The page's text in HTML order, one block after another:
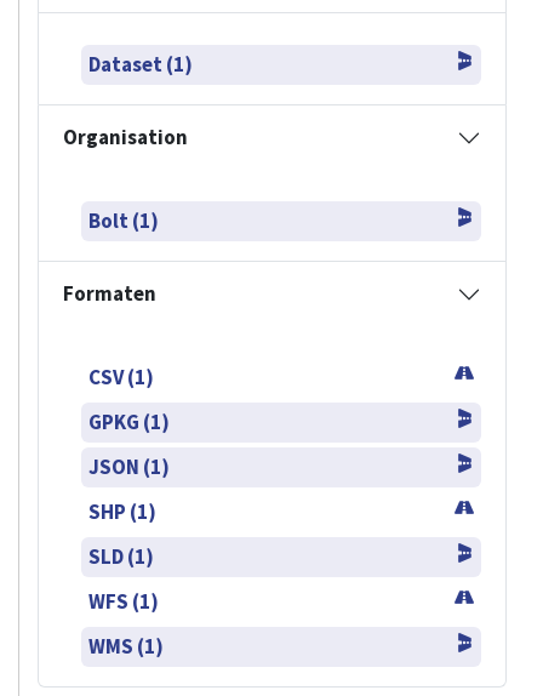
Dataset (1)
Organisation
Bolt (1)
Formaten
CSV (1)
GPKG (1)
JSON (1)
SHP (1)
SLD (1)
WFS (1)
WMS (1)